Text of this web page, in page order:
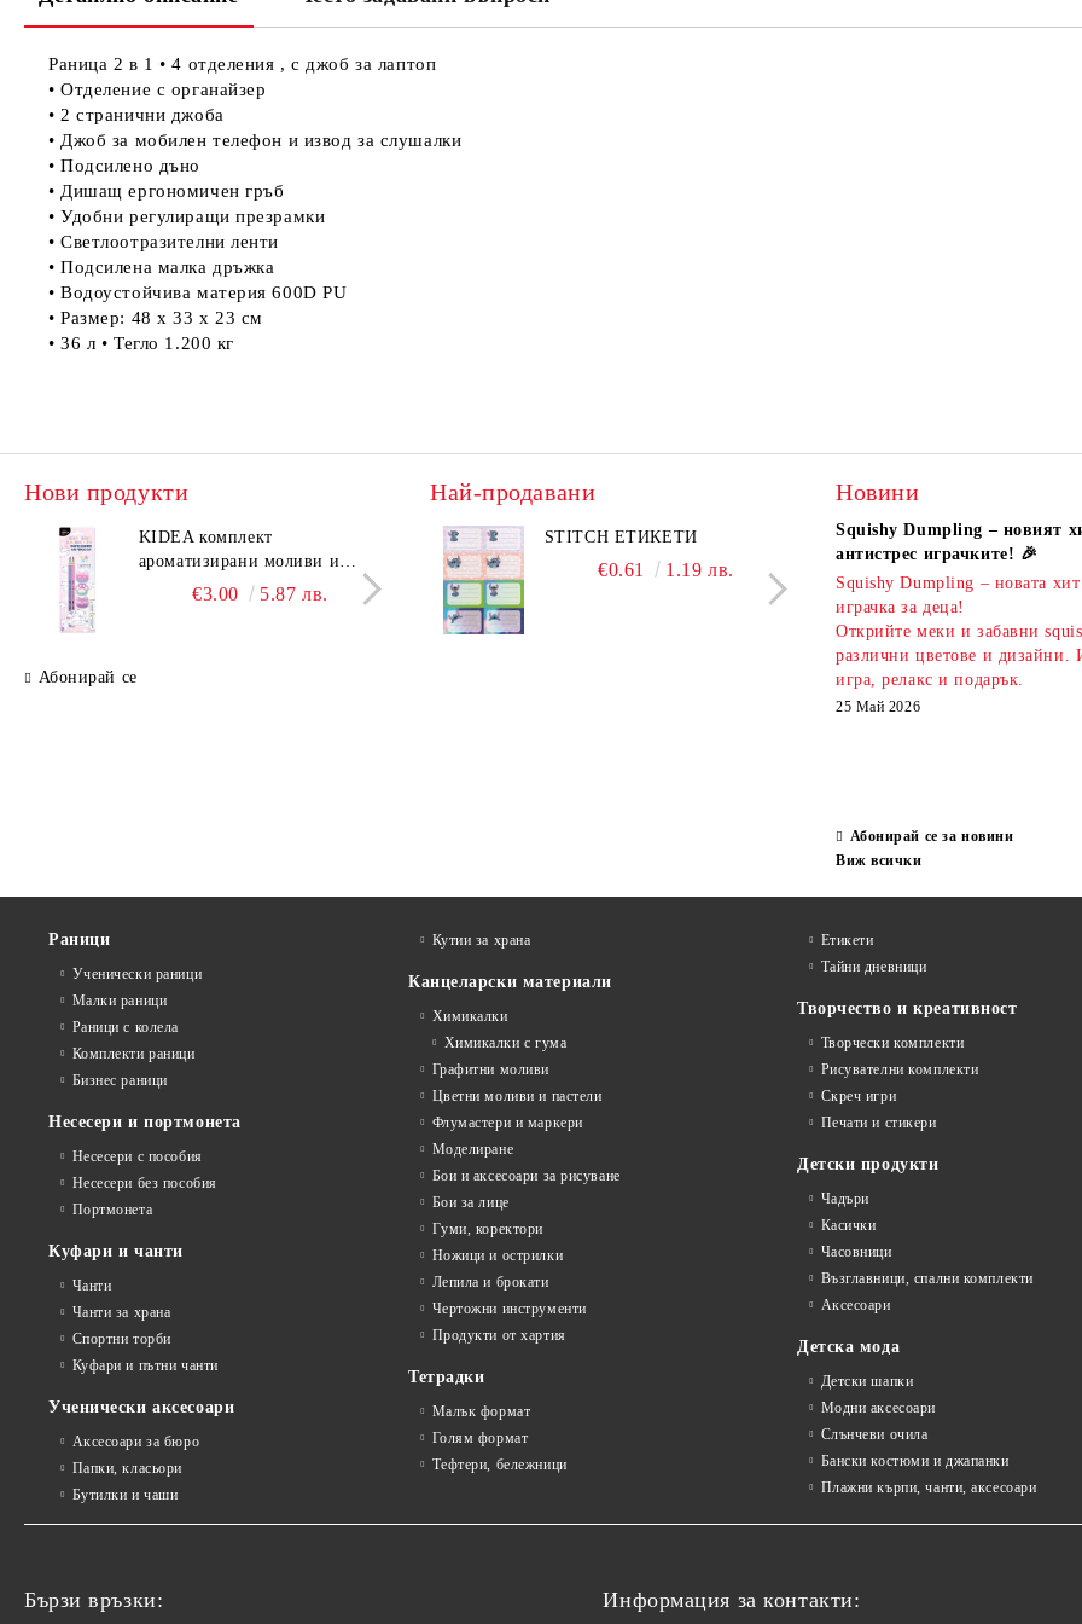
Раница 2 в 1 • 4 отделения , с джоб за лаптоп
• Отделение с органайзер
• 2 странични джоба
• Джоб за мобилен телефон и извод за слушалки
• Подсилено дъно
• Дишащ ергономичен гръб
• Удобни регулиращи презрамки
• Светлоотразителни ленти
• Подсилена малка дръжка
• Водоустойчива материя 600D PU
• Размер: 48 х 33 х 23 см
• 36 л • Тегло 1.200 кг
Нови продукти
KIDEA комплект
ароматизирани моливи и
гуми Котешки лапи
€3.00 5.87 лв.
KIDEA комплект
ароматизирани моливи и
гуми Капибара
KIDEA комплект 5 бр.
ароматни гуми Bubble Tea
€2.20 4.30 лв.
Абонирай се
Най-продавани
STITCH ЕТИКЕТИ
€0.61 1.19 лв.
PIXELS МОЛИВ С
Новини
Squishy Dumpling – новият
антистрес играчките! 🎉
Squishy Dumpling – новата хит
играчка за деца!
Открийте меки и забавни
различни цветове и дизайни.
игра, релакс и подарък.
25 Май 2026
Абонирай се за новини
Виж всички
Раници
Ученически раници
Малки раници
Раници с колела
Комплекти раници
Бизнес раници
Несесери и портмонета
Несесери с пособия
Несесери без пособия
Портмонета
Куфари и чанти
Чанти
Чанти за храна
Спортни торби
Куфари и пътни чанти
Ученически аксесоари
Аксесоари за бюро
Папки, класьори
Бутилки и чаши
Кутии за храна
Канцеларски материали
Химикалки
Химикалки с гума
Графитни моливи
Цветни моливи и пастели
Флумастери и маркери
Моделиране
Бои и аксесоари за рисуване
Бои за лице
Гуми, коректори
Ножици и острилки
Лепила и брокати
Чертожни инструменти
Продукти от хартия
Тетрадки
Малък формат
Голям формат
Тефтери, бележници
Етикети
Тайни дневници
Творчество и креативност
Творчески комплекти
Рисувателни комплекти
Скреч игри
Печати и стикери
Детски продукти
Чадъри
Касички
Часовници
Възглавници, спални комплекти
Аксесоари
Детска мода
Детски шапки
Модни аксесоари
Слънчеви очила
Бански костюми и джапанки
Плажни кърпи, чанти, аксесоари
Бързи връзки:
Информация за контакти: